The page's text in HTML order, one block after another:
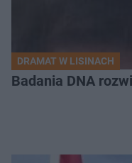
DRAMAT W LISINACH
Badania DNA